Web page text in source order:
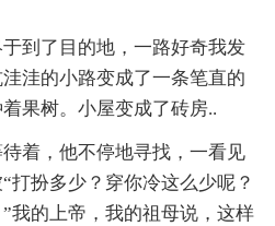
到了目的地，一路好奇我发
洼的小路变成了一条笔直的
果树。小屋变成了砖房..
着，他不停地寻找，一看见
打扮多少？穿你冷这么少呢？
我的上帝，我的祖母说，这样